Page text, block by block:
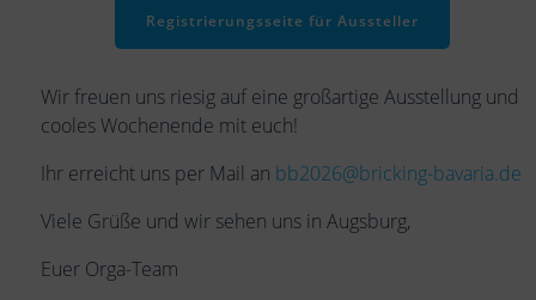
Registrierungsseite für Aussteller
Wir freuen uns riesig auf eine großartige Ausstellung und
cooles Wochenende mit euch!
Ihr erreicht uns per Mail an bb2026@bricking-bavaria.de
Viele Grüße und wir sehen uns in Augsburg,
Euer Orga-Team